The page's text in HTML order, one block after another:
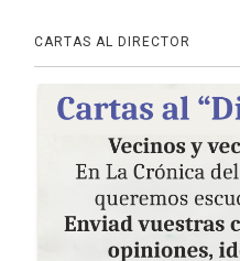
CARTAS AL DIRECTOR